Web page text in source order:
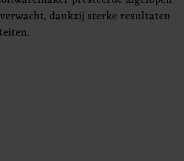
dankzij sterke resultaten